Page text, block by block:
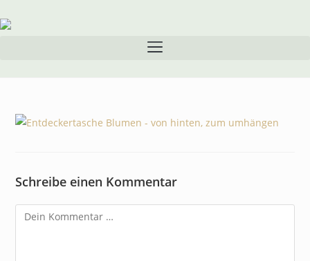
springen
Schreibe einen Kommentar